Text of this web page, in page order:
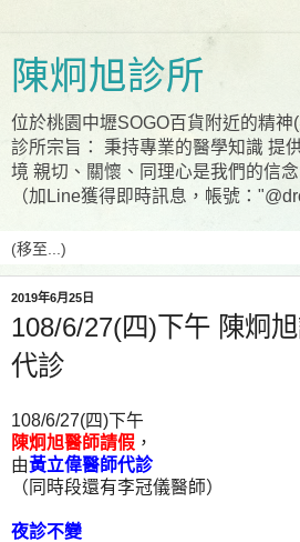
陳炯旭診所
位於桃園中壢SOGO百貨附近的精神
診所宗旨： 秉持專業的醫學知識 提
境 親切、關懷、同理心是我們的信念
（加Line獲得即時訊息，帳號：
2019年6月25日
108/6/27(四)下午 陳炯
代診
108/6/27(四)下午
陳炯旭醫師請假 ，
由黃立偉醫師代診
（同時段還有李冠儀醫師）
夜診不變